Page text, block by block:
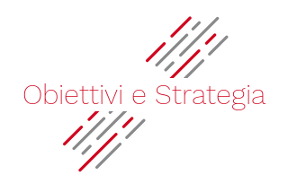
Obiettivi e Strategia